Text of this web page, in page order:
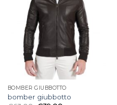
BOMBER GIUBBOTTO
bomber giubbotto